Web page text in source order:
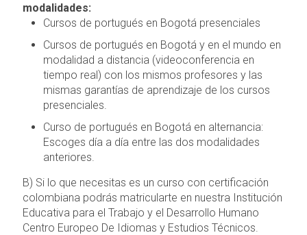
modalidades:
Cursos de portugués en Bogotá presenciales
Cursos de portugués en Bogotá y en el mundo en
modalidad a distancia (videoconferencia en
tiempo real) con los mismos profesores y las
mismas garantías de aprendizaje de los cursos
presenciales.
Curso de portugués en Bogotá en alternancia:
Escoges día a día entre las dos modalidades
anteriores.
B) Si lo que necesitas es un curso con certificación
colombiana podrás matricularte en nuestra Institución
Educativa para el Trabajo y el Desarrollo Humano
Centro Europeo De Idiomas y Estudios Técnicos.